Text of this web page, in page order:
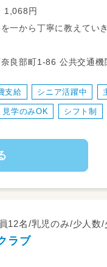
1,068円
一から丁寧に教えていき
＿＿＿＿＿＿＿＿＿
事内容 ◆◇◆◇◆
をお願いします☆
り＊
丁寧に
で安心です★
お芋ほりなどがあります
栃木県鹿沼市下
支給 シニア活躍中
見学のみOK シフト制
12名/乳児のみ/少人数
ラブ